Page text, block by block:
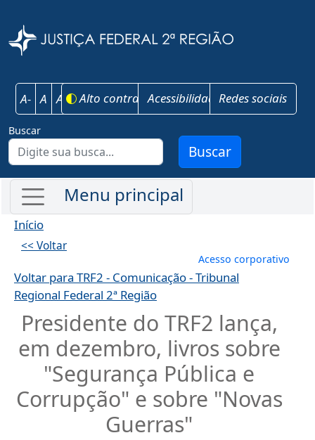
A- A A+ Alto contrasteAcessibilidadeRedes sociais
Buscar
Buscar
Início
<< Voltar
Menu de
Acesso corporativo
Voltar para TRF2 - Comunicação - Tribunal
Regional Federal 2ª Região
Presidente do TRF2 lança,
em dezembro, livros sobre
"Segurança Pública e
Corrupção" e sobre "Novas
Guerras"